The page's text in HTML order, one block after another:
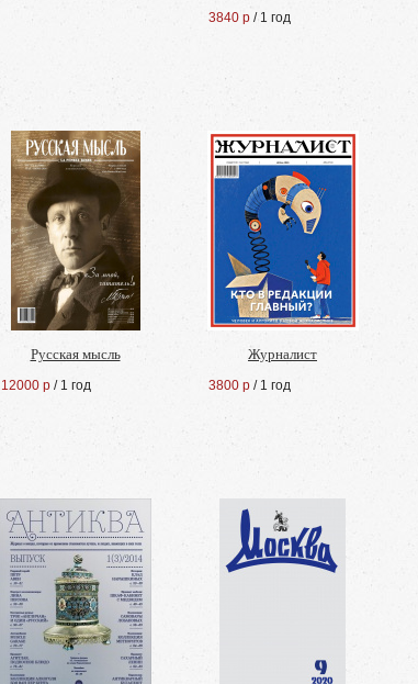
3840 р / 1 год
Русская мысль
12000 р / 1 год
Журналист
3800 р / 1 год